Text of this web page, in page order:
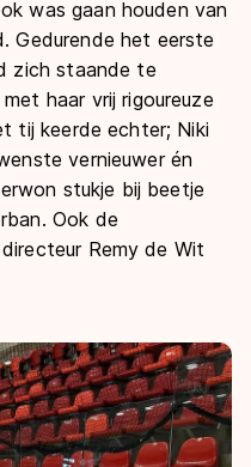
was gaan houden van
Gedurende het eerste
zich staande te
haar vrij rigoureuze
tij keerde echter; Niki
vernieuwer én
stukje bij beetje
Ook de
Remy de Wit